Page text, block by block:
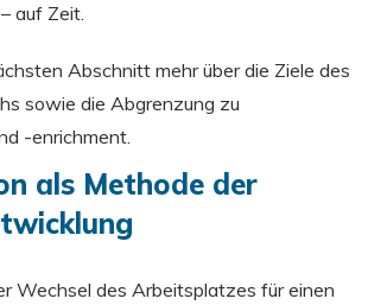
auf Zeit.
Abschnitt mehr über die Ziele des
sowie die Abgrenzung zu
-enrichment.
als Methode der
Wechsel des Arbeitsplatzes für einen